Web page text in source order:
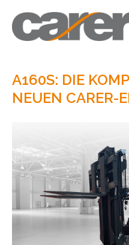
A160S: DIE
NEUEN CARER-